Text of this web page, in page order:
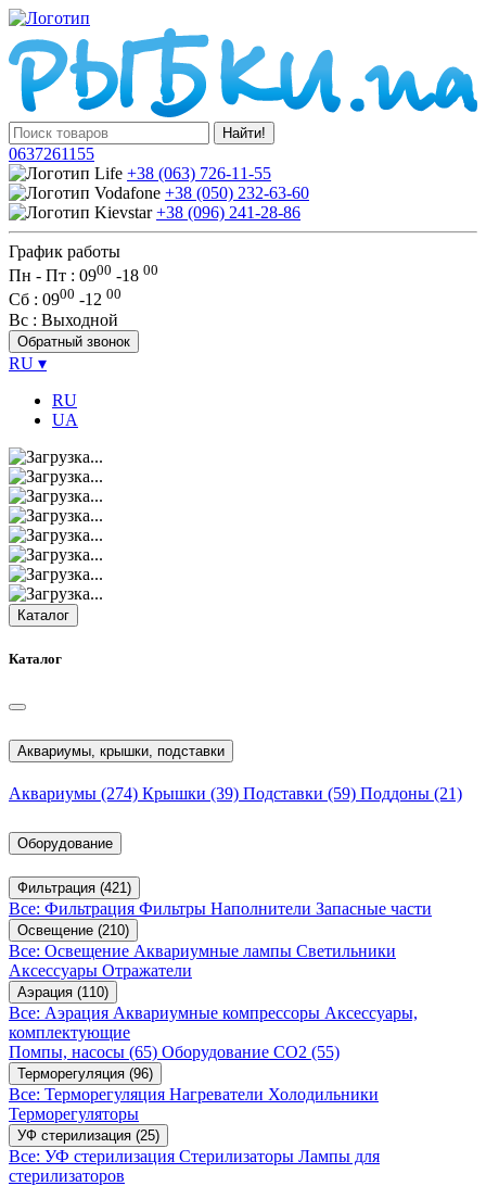
Найти!
0637261155
+38 (063) 726-11-55
+38 (050) 232-63-60
+38 (096) 241-28-86
График работы
Пн - Пт : 0900 -18 00
Сб : 0900 -12 00
Вс : Выходной
Обратный звонок
RU ▾
RU
UA
Каталог
Каталог
Аквариумы, крышки, подставки
Аквариумы (274) Крышки (39) Подставки (59) Поддоны (21)
Оборудование
Фильтрация (421)
Все: Фильтрация Фильтры Наполнители Запасные части
Освещение (210)
Все: Освещение Аквариумные лампы Светильники
Аксессуары Отражатели
Аэрация (110)
Все: Аэрация Аквариумные компрессоры Аксессуары,
комплектующие
Помпы, насосы (65) Оборудование CO2 (55)
Терморегуляция (96)
Все: Терморегуляция Нагреватели Холодильники
Терморегуляторы
УФ стерилизация (25)
Все: УФ стерилизация Стерилизаторы Лампы для
стерилизаторов